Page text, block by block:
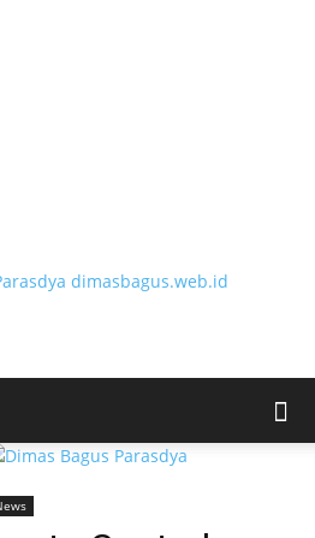
dimasbagus.web.id